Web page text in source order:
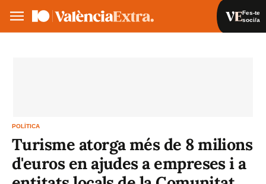
Fes-te
soci/a
POLÍTICA
Turisme atorga més de 8 milions
d'euros en ajudes a empreses i a